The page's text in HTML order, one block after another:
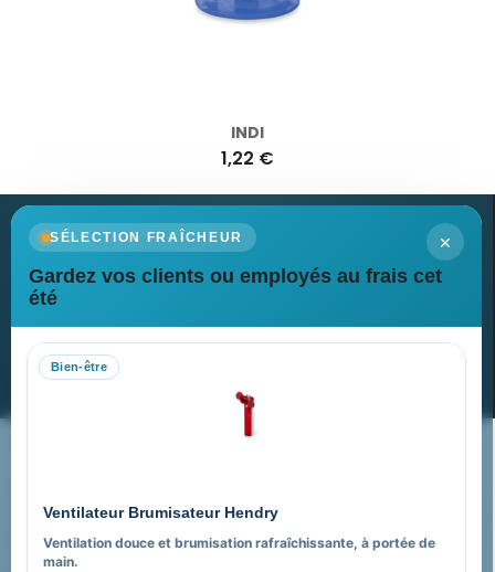
INDI
1,22 €
×
SÉLECTION FRAÎCHEUR
Gardez vos clients ou employés au frais cet
été
Bien-être
Ventilateur Brumisateur Hendry
Ventilation douce et brumisation rafraîchissante, à portée de
main.
Newsletter
Recevez nos dernières nouvelles et nos offres spéciales
Nos expertises & accompagnement global
FAQ sur Promenoch Goodies Pub France